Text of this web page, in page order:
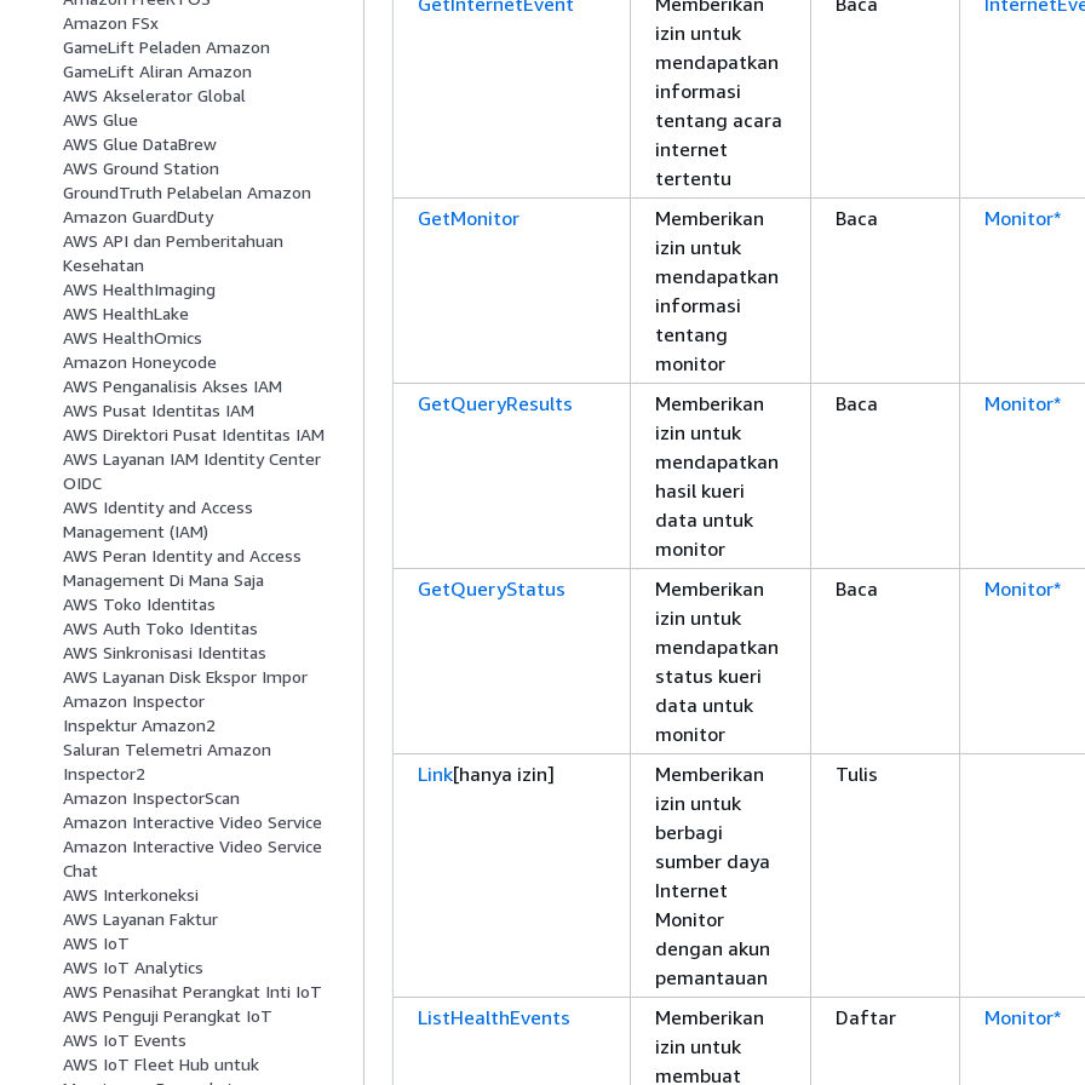
Amazon FSx
GameLift Peladen Amazon
GameLift Aliran Amazon
AWS Akselerator Global
AWS Glue
AWS Glue DataBrew
AWS Ground Station
GroundTruth Pelabelan Amazon
Amazon GuardDuty
AWS API dan Pemberitahuan
Kesehatan
AWS HealthImaging
AWS HealthLake
AWS HealthOmics
Amazon Honeycode
AWS Penganalisis Akses IAM
AWS Pusat Identitas IAM
AWS Direktori Pusat Identitas IAM
AWS Layanan IAM Identity Center
OIDC
AWS Identity and Access
Management (IAM)
AWS Peran Identity and Access
Management Di Mana Saja
AWS Toko Identitas
AWS Auth Toko Identitas
AWS Sinkronisasi Identitas
AWS Layanan Disk Ekspor Impor
Amazon Inspector
Inspektur Amazon2
Saluran Telemetri Amazon
Inspector2
Amazon InspectorScan
Amazon Interactive Video Service
Amazon Interactive Video Service
Chat
AWS Interkoneksi
AWS Layanan Faktur
AWS IoT
AWS IoT Analytics
AWS Penasihat Perangkat Inti IoT
AWS Penguji Perangkat IoT
AWS IoT Events
AWS IoT Fleet Hub untuk
izin untuk
mendapatkan
informasi
tentang acara
internet
tertentu
GetMonitor
Memberikan
izin untuk
mendapatkan
informasi
tentang
monitor
Baca Monitor*
GetQueryResults
Memberikan
izin untuk
mendapatkan
hasil kueri
data untuk
monitor
Baca Monitor*
GetQueryStatus
Memberikan
izin untuk
mendapatkan
status kueri
data untuk
monitor
Baca Monitor*
Link[hanya izin]
Memberikan
izin untuk
berbagi
sumber daya
Internet
Monitor
dengan akun
pemantauan
Tulis
ListHealthEvents
Memberikan
izin untuk
membuat
Daftar Monitor*